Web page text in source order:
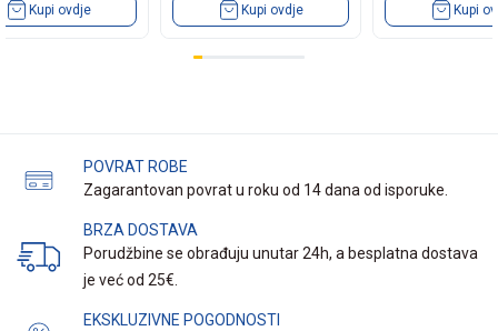
Kupi ovdje Kupi ovdje Kupi
POVRAT ROBE
Zagarantovan povrat u roku od 14 dana od isporuke.
BRZA DOSTAVA
Porudžbine se obrađuju unutar 24h, a besplatna dostava
je već od 25€.
EKSKLUZIVNE POGODNOSTI